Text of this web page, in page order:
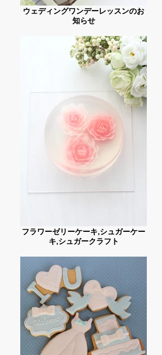
ウェディングワンデーレッスンのお
知らせ
フラワーゼリーケーキ,シュガーケー
キ,シュガークラフト